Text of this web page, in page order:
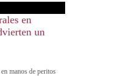
en
un
manos de peritos